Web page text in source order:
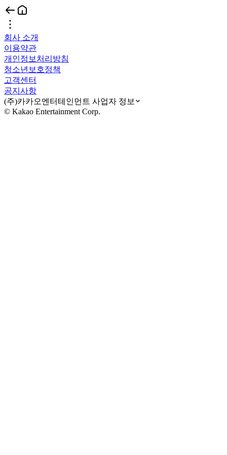
회사 소개
이용약관
개인정보처리방침
청소년보호정책
고객센터
공지사항
(주)카카오엔터테인먼트 사업자 정보
© Kakao Entertainment Corp.